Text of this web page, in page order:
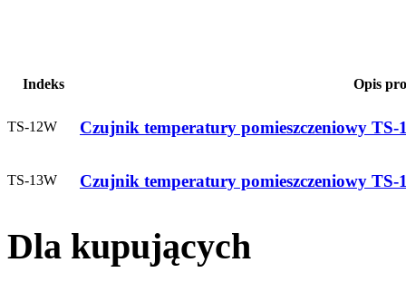
Indeks Opis
TS-12W Czujnik temperatury pomieszczeniowy TS-
TS-13W Czujnik temperatury pomieszczeniowy TS-
Dla kupujących